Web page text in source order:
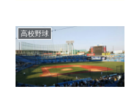
高校野球